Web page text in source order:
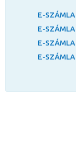
E-
E-
E-
E-